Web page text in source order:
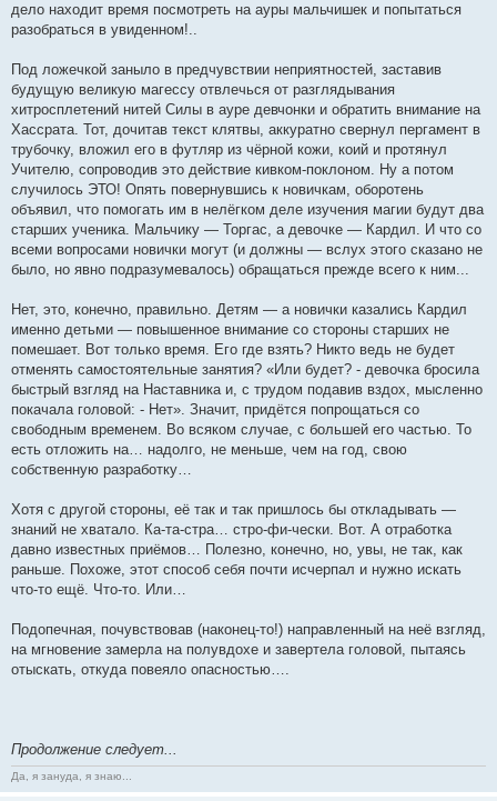
дело находит время посмотреть на ауры мальчишек и попытаться
разобраться в увиденном!..
Под ложечкой заныло в предчувствии неприятностей, заставив
будущую великую магессу отвлечься от разглядывания
хитросплетений нитей Силы в ауре девчонки и обратить внимание на
Хассрата. Тот, дочитав текст клятвы, аккуратно свернул пергамент в
трубочку, вложил его в футляр из чёрной кожи, коий и протянул
Учителю, сопроводив это действие кивком-поклоном. Ну а потом
случилось ЭТО! Опять повернувшись к новичкам, оборотень
объявил, что помогать им в нелёгком деле изучения магии будут два
старших ученика. Мальчику — Торгас, а девочке — Кардил. И что со
всеми вопросами новички могут (и должны — вслух этого сказано не
было, но явно подразумевалось) обращаться прежде всего к ним...
Нет, это, конечно, правильно. Детям — а новички казались Кардил
именно детьми — повышенное внимание со стороны старших не
помешает. Вот только время. Его где взять? Никто ведь не будет
отменять самостоятельные занятия? «Или будет? - девочка бросила
быстрый взгляд на Наставника и, с трудом подавив вздох, мысленно
покачала головой: - Нет». Значит, придётся попрощаться со
свободным временем. Во всяком случае, с большей его частью. То
есть отложить на… надолго, не меньше, чем на год, свою
собственную разработку…
Хотя с другой стороны, её так и так пришлось бы откладывать —
знаний не хватало. Ка-та-стра… стро-фи-чески. Вот. А отработка
давно известных приёмов… Полезно, конечно, но, увы, не так, как
раньше. Похоже, этот способ себя почти исчерпал и нужно искать
что-то ещё. Что-то. Или…
Подопечная, почувствовав (наконец-то!) направленный на неё взгляд,
на мгновение замерла на полувдохе и завертела головой, пытаясь
отыскать, откуда повеяло опасностью….
Продолжение следует...
Да, я зануда, я знаю...